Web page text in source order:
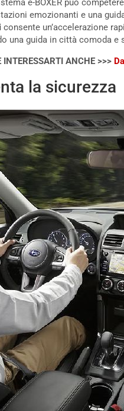
e-BOXER può
emozionanti e una
consente un’accelerazione
una guida in città comoda
INTERESSARTI ANCHE >>>
la sicurezza